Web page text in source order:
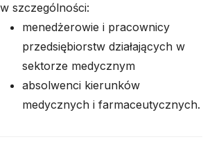
w szczególności:
menedżerowie i pracownicy
przedsiębiorstw działających w
sektorze medycznym
absolwenci kierunków
medycznych i farmaceutycznych.